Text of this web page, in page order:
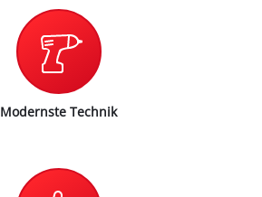
Modernste Technik